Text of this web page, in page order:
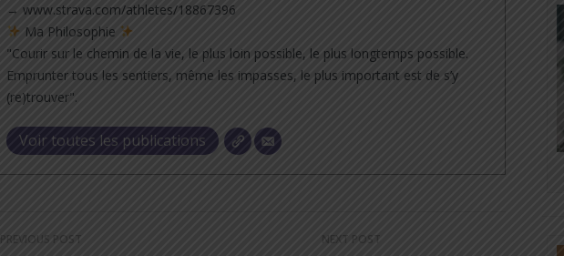
→ www.strava.com/athletes/18867396
Ma Philosophie
"Courir sur le chemin de la vie, le plus loin possible, le plus longtemps possible.
Emprunter tous les sentiers, même les impasses, le plus important est de s’y
(re)trouver".
Voir toutes les publications
PREVIOUS POST NEXT POST